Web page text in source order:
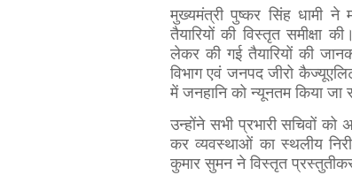
मुख्यमंत्री पुष्कर सिंह धामी
तैयारियों की विस्तृत समीक्षा
लेकर की गई तैयारियों की
विभाग एवं जनपद जीरो
में जनहानि को न्यूनतम किया
उन्होंने सभी प्रभारी सचिवों
कर व्यवस्थाओं का स्थलीय
कुमार सुमन ने विस्तृत